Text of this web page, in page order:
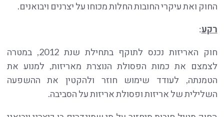
החוק ואת עיקרי החובות החלות מכוחו על יצרנים ויבואנים.
רקע:
חוק האריזות נכנס לתוקף בתחילת שנת 2012, במטרה
לצמצם את כמות הפסולת הנוצרת מאריזות, למנוע את
הטמנתה, לעודד שימוש חוזר ולהקטין את ההשפעה
השלילית של אריזות ופסולת אריזות על הסביבה.